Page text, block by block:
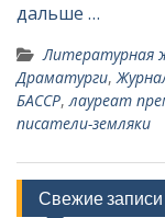
дальше …
Литературная
Драматурги,
БАССР,лауреат
писатели-земляки
Свежие записи